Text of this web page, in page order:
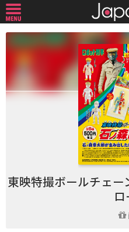
東映特撮ボールチェ